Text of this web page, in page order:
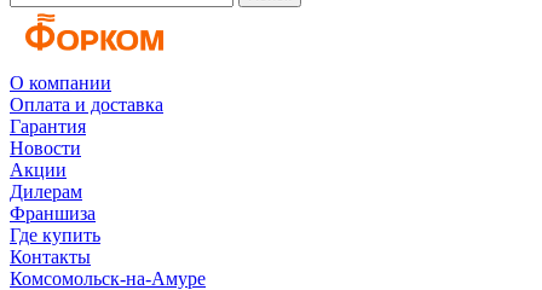
О компании
Оплата и доставка
Гарантия
Новости
Акции
Дилерам
Франшиза
Где купить
Контакты
Комсомольск-на-Амуре